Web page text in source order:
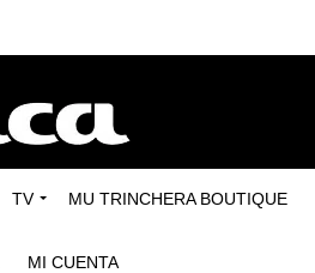
TV MU TRINCHERA BOUTIQUE
MI CUENTA